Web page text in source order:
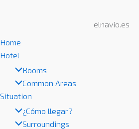
elnavio.es
Home
Hotel
Rooms
Common Areas
Situation
¿Cómo llegar?
Surroundings